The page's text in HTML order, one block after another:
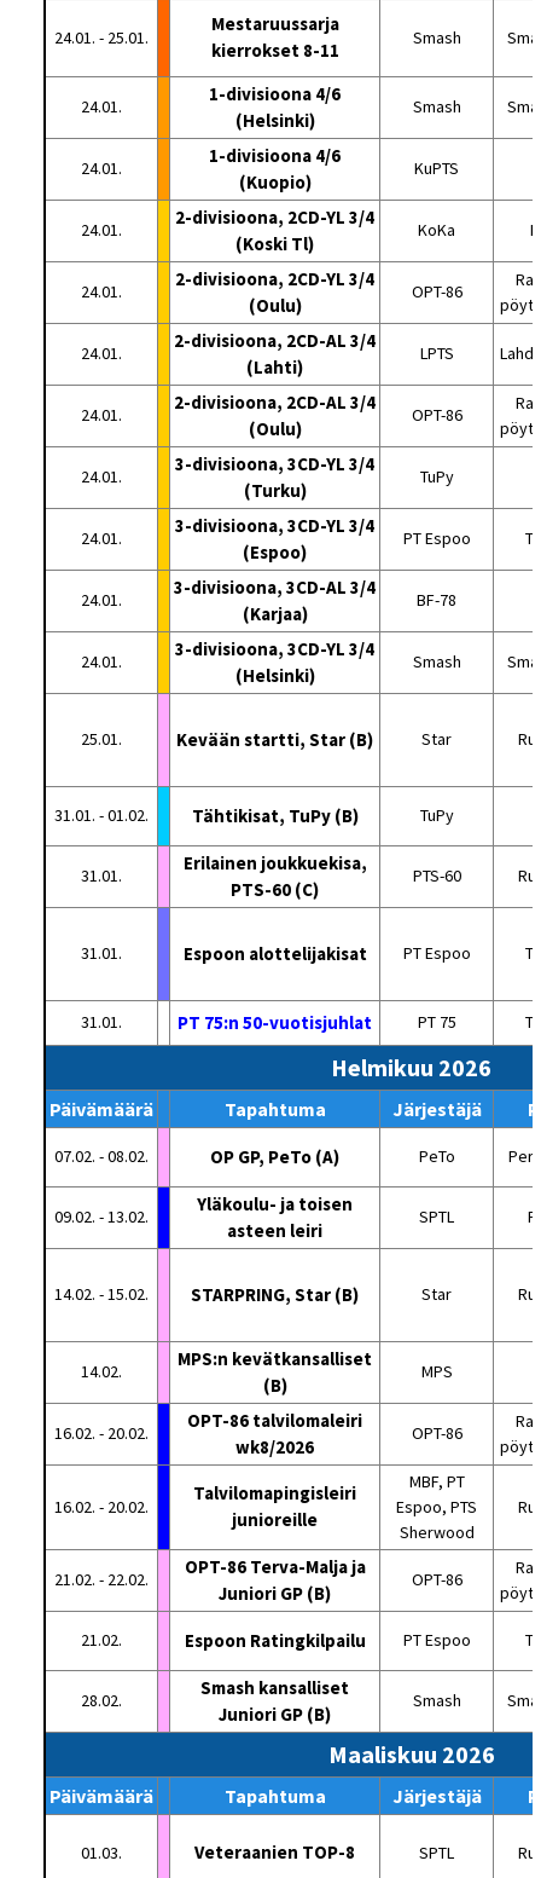
24.01. - 25.01.
Mestaruussarja
kierrokset 8-11
Smash
24.01.
1-divisioona 4/6
(Helsinki)
Smash
24.01.
1-divisioona 4/6
(Kuopio)
KuPTS
24.01.
2-divisioona, 2CD-YL 3/4
(Koski Tl)
KoKa
24.01.
2-divisioona, 2CD-YL 3/4
(Oulu)
OPT-86
24.01.
2-divisioona, 2CD-AL 3/4
(Lahti)
LPTS
24.01.
2-divisioona, 2CD-AL 3/4
(Oulu)
OPT-86
24.01.
3-divisioona, 3CD-YL 3/4
(Turku)
TuPy
24.01.
3-divisioona, 3CD-YL 3/4
(Espoo)
PT Espoo
24.01.
3-divisioona, 3CD-AL 3/4
(Karjaa)
BF-78
24.01.
3-divisioona, 3CD-YL 3/4
(Helsinki)
Smash
25.01. Kevään startti, Star (B) Star
31.01. - 01.02. Tähtikisat, TuPy (B) TuPy
31.01.
Erilainen joukkuekisa,
PTS-60 (C)
PTS-60
31.01. Espoon alottelijakisat PT Espoo
31.01. PT 75:n 50-vuotisjuhlat PT 75
Helmikuu 2026
Päivämäärä Tapahtuma Järjestäjä
07.02. - 08.02. OP GP, PeTo (A) PeTo
09.02. - 13.02.
Yläkoulu- ja toisen
asteen leiri
SPTL
14.02. - 15.02. STARPRING, Star (B) Star
14.02.
MPS:n kevätkansalliset
(B)
MPS
16.02. - 20.02.
OPT-86 talvilomaleiri
wk8/2026
OPT-86
16.02. - 20.02.
Talvilomapingisleiri
junioreille
MBF, PT
Espoo, PTS
Sherwood
21.02. - 22.02.
OPT-86 Terva-Malja ja
Juniori GP (B)
OPT-86
21.02. Espoon Ratingkilpailu PT Espoo
28.02.
Smash kansalliset
Juniori GP (B)
Smash
Maaliskuu 2026
Päivämäärä Tapahtuma Järjestäjä
01.03. Veteraanien TOP-8 SPTL